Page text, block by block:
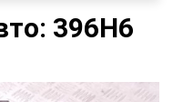
396H6